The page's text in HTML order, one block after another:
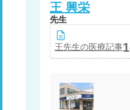
王 興栄
先生
王先生の医療記事1